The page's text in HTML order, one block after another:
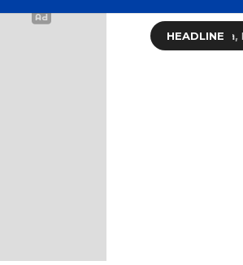
HEADLINE
Gerindra Apresiasi Amanda, Pelajar